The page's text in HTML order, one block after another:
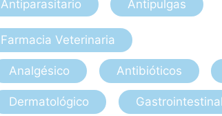
Antiparasitario Antipulgas
Farmacia Veterinaria
Analgésico Antibióticos
Dermatológico Gastrointestinal